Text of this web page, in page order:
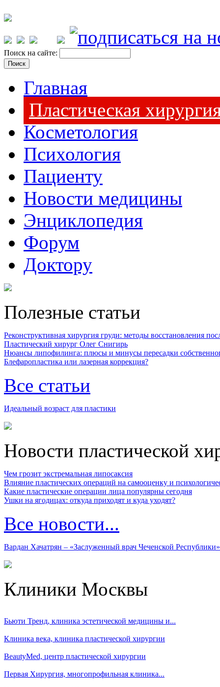
Поиск на сайте:
Главная
Пластическая
Косметология
Психология
Пациенту
Новости медицины
Энциклопедия
Форум
Доктору
Полезные статьи
Реконструктивная хирургия груди: методы восстановления
Пластический хирург Олег Снигирь
Нюансы липофилинга: плюсы и минусы пересадки
Блефаропластика или лазерная коррекция?
Все статьи
Идеальный возраст для пластики
Новости пластической
Чем грозит экстремальная липосаксия
Влияние пластических операций на самооценку и
Какие пластические операции лица популярны сегодня
Ушки на ягодицах: откуда приходят и куда уходят?
Все новости...
Вардан Хачатрян – «Заслуженный врач Чеченской Республики»
Клиники Москвы
Бьюти Тренд, клиника эстетической медицины и...
Клиника века, клиника пластической хирургии
BeautyMed, центр пластической хирургии
Первая Хирургия, многопрофильная клиника...